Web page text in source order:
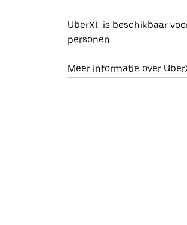
UberXL is beschikbaar
personen.
Meer informatie over